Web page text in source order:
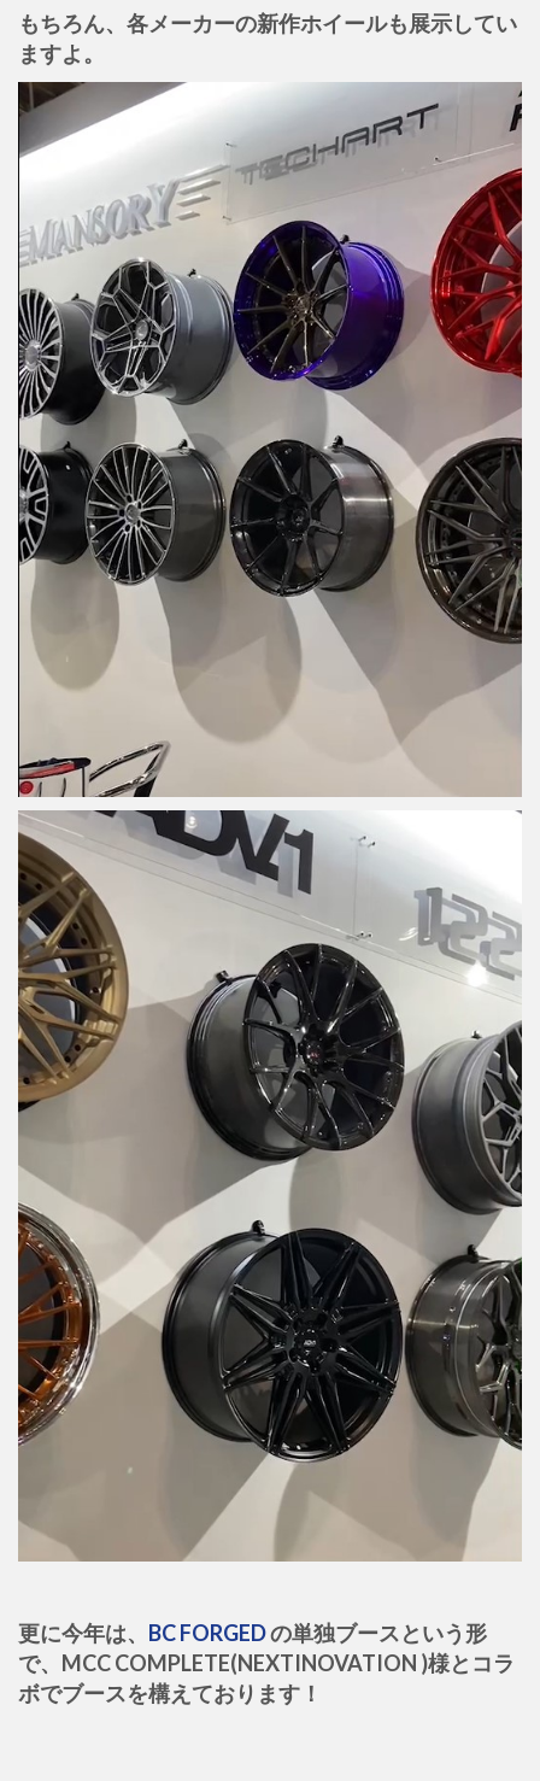
もちろん、各メーカーの新作ホイールも展示してい
ますよ。
更に今年は、 BC FORGEDの単独ブースという形
で、MCC COMPLETE(NEXTINOVATION )様とコラ
ボでブースを構えております！